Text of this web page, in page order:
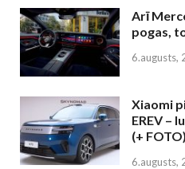
Arī
pogas,
6.augusts,
Xiaomi
EREV –
(+ FOTO)
6.augusts,